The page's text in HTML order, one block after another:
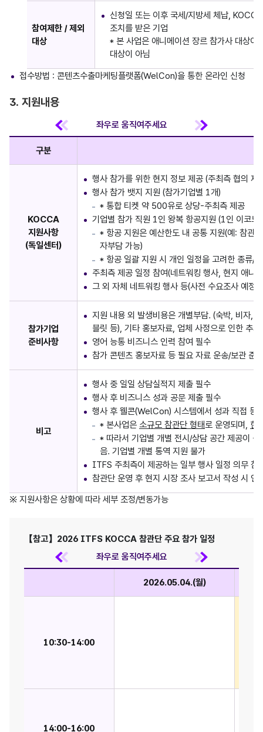
참여제한 / 제외
대상
신청일 또는 이후 국세/지방세 체납,
조치를 받은 기업
* 본 사업은 애니메이션 장르 참가사 대상이
대상이 아님
접수방법 : 콘텐츠수출마케팅플랫폼(WelCon)을 통한 온라인 신청
3. 지원내용
구분
KOCCA
지원사항
(독일센터)
행사 참가를 위한 현지 정보 제공 (주최측 협의
행사 참가 뱃지 지원 (참가기업별 1개)
* 통합 티켓 약 500유로 상당-주최측 제공
기업별 참가 직원 1인 왕복 항공지원 (1인 이코노
* 항공 지원은 예산한도 내 공통 지원(예: 참관
자부담 가능)
* 항공 일괄 지원 시 개인 일정을 고려한 종류/
주최측 제공 일정 참여(네트워킹 행사, 현지 애니
그 외 자체 네트워킹 행사 등(사전 수요조사 예정)
참가기업
준비사항
지원 내용 외 발생비용은 개별부담. (숙박, 비자,
블릿 등), 기타 홍보자료, 업체 사정으로 인한 추
영어 능통 비즈니스 인력 참여 필수
참가 콘텐츠 홍보자료 등 필요 자료 운송/보관 준
비고
행사 중 일일 상담실적지 제출 필수
행사 후 비즈니스 성과 공문 제출 필수
행사 후 웰콘(WelCon) 시스템에서 성과 직접 등
* 본사업은 소규모 참관단 형태로 운영되며, 한
* 따라서 기업별 개별 전시/상담 공간 제공이
음. 기업별 개별 통역 지원 불가
ITFS 주최측이 제공하는 일부 행사 일정 의무 참
참관단 운영 후 현지 시장 조사 보고서 작성 시 인
※ 지원사항은 상황에 따라 세부 조정/변동가능
【참고】2026 ITFS KOCCA 참관단 주요 참가 일정
2026.05.04.(월)
10:30-14:00
14:00-16:00